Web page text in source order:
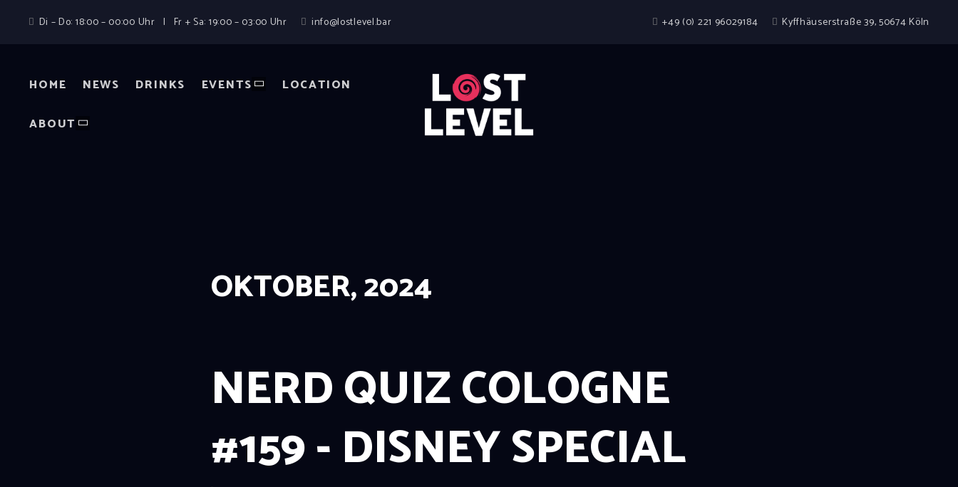
Di – Do: 18:00 – 00:00 Uhr | Fr + Sa: 19:00 – 03:00 Uhr info@lostlevel.bar +49 (0) 221 96029184 Kyffhäuserstraße 39, 50674 Köln
HOME NEWS DRINKS EVENTS LOCATION
ABOUT
NEWS
LOCATION
OKTOBER, 2024
NERD QUIZ COLOGNE
#159 - DISNEY SPECIAL